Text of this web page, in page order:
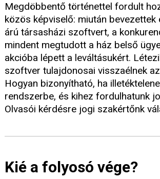
Megdöbbentő történettel fordult
közös képviselő: miután bevezettek
árú társasházi szoftvert, a
mindent megtudott a ház belső
akcióba lépett a leváltásukért.
szoftver tulajdonosai visszaélnek
Hogyan bizonyítható, ha
rendszerbe, és kihez fordulhatunk
Olvasói kérdésre jogi szakértőnk
Kié a folyosó vége?